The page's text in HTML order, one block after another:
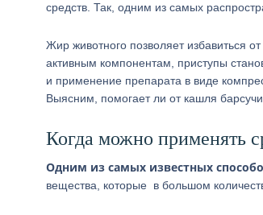
средств. Так, одним из самых
Жир животного позволяет избавиться
активным компонентам, приступы
и применение препарата в виде
Выясним, помогает ли от кашля
Когда можно применять
Одним из самых известных
вещества, которые в большом